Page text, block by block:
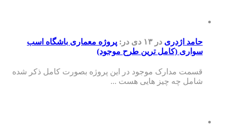
حامد اژدری در ۱۳ دی در: پروژه معماری باشگاه اسب
سواری (کامل ترین طرح موجود)
قسمت مدارک موجود در این پروژه بصورت کامل ذکر شده
شامل چه چیز هایی هست ...